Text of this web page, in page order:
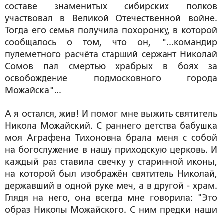
составе знаменитых сибирских полков
участвовал в Великой Отечественной войне.
Тогда его семья получила похоронку, в которой
сообщалось о том, что он, "...командир
пулеметного расчёта старший сержант Николай
Сомов пал смертью храбрых в боях за
освобождение подмосковного города
Можайска"...
А я остался, жив! И помог мне выжить святитель
Никола Можайский. С раннего детства бабушка
моя Аграфена Тихоновна брала меня с собой
на богослужение в нашу приходскую церковь. И
каждый раз ставила свечку у старинной иконы,
на которой был изображён святитель Николай,
державший в одной руке меч, а в другой - храм.
Глядя на него, она всегда мне говорила: "Это
образ Николы Можайского. С ним предки наши